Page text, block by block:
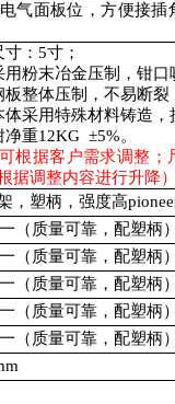
气面板位，方便接插
寸：5寸；
用粉末冶金压制，钳
板整体压制，不易断裂
体采用特殊材料铸造
净重12KG±5%。
可根据客户需求调整
据调整内容进行升降
，塑柄，强度高
（质量可靠，配塑柄
（质量可靠，配塑柄
（质量可靠，配塑柄
（质量可靠，配塑柄
（质量可靠，配塑柄